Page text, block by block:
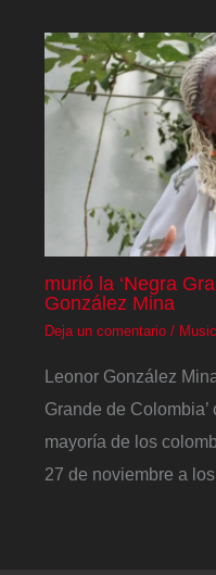
murió la ‘Negra
González Mina
Deja un comentario /
Leonor González
Grande de
mayoría de los
27 de noviembre a